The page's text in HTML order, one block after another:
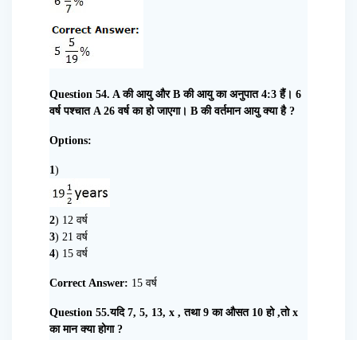
Question 54. A की आयु और B की आयु का अनुपात 4:3 हैं। 6
वर्ष पश्चात A 26 वर्ष का हो जाएगा। B की वर्तमान आयु क्या है ?
Options:
1)
2) 12 वर्ष
3) 21 वर्ष
4) 15 वर्ष
Correct Answer: 15 वर्ष
Question 55.यदि 7, 5, 13, x , तथा 9 का औसत 10 हो ,तो x
का मान क्या होगा ?